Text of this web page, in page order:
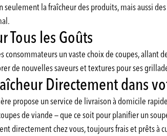
seulement la fraîcheur des produits, mais aussi
Tous les Goûts
un vaste choix de coupes, allant
de nouvelles saveurs et textures pour ses
Directement dans
propose un service de livraison à domicile
de viande — que ce soit pour planifier un
directement chez vous, toujours frais et prêts à